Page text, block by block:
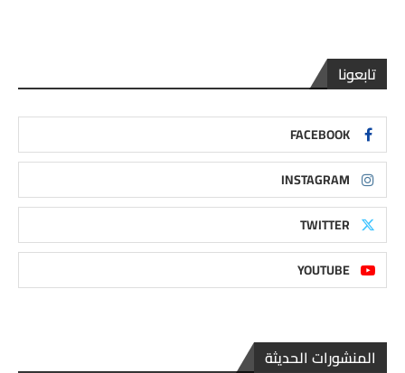
تابعونا
FACEBOOK
INSTAGRAM
TWITTER
YOUTUBE
المنشورات الحديثة